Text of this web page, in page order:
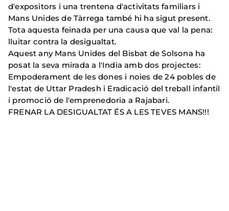
d'expositors i una trentena d'activitats familiars i
Mans Unides de Tàrrega també hi ha sigut present.
Tota aquesta feinada per una causa que val la pena:
lluitar contra la desigualtat.
Aquest any Mans Unides del Bisbat de Solsona ha
posat la seva mirada a l'India amb dos projectes:
Empoderament de les dones i noies de 24 pobles de
l'estat de Uttar Pradesh i Eradicació del treball infantil
i promoció de l'emprenedoria a Rajabari.
FRENAR LA DESIGUALTAT ÉS A LES TEVES MANS!!!